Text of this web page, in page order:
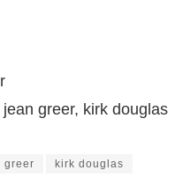
greer, kirk douglas
greer kirk douglas